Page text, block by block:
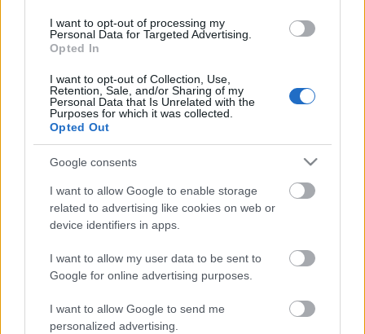
I want to opt-out of processing my
Personal Data for Targeted Advertising.
Opted In
I want to opt-out of Collection, Use,
Retention, Sale, and/or Sharing of my
Personal Data that Is Unrelated with the
Purposes for which it was collected.
Opted Out
Google consents
I want to allow Google to enable storage
related to advertising like cookies on web or
device identifiers in apps.
I want to allow my user data to be sent to
Google for online advertising purposes.
I want to allow Google to send me
personalized advertising.
Kiállításismertető
nemzetikonyvtar •2023. május 31.
A magyar–szlovén diplomáciai kapcsolatok
felvételének 30. évfordulójára emlékezve Vivat
Szlovénia! / Vivat Slovenija! címmel rendezett
időszaki kiállítást könyvtárunk. A tárlat – amelyet
2023. április 19-től május 31-ig tekinthették meg az
érdeklődők – a jubileum után egy évvel, a Szlovén…